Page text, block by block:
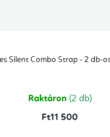
Silent Combo Strap - 2 db-
Raktáron (2 db)
Ft11 500